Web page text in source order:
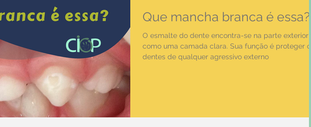
Que mancha branca é essa?
O esmalte do dente encontra-se na parte exterior
como uma camada clara. Sua função é proteger os
dentes de qualquer agressivo externo